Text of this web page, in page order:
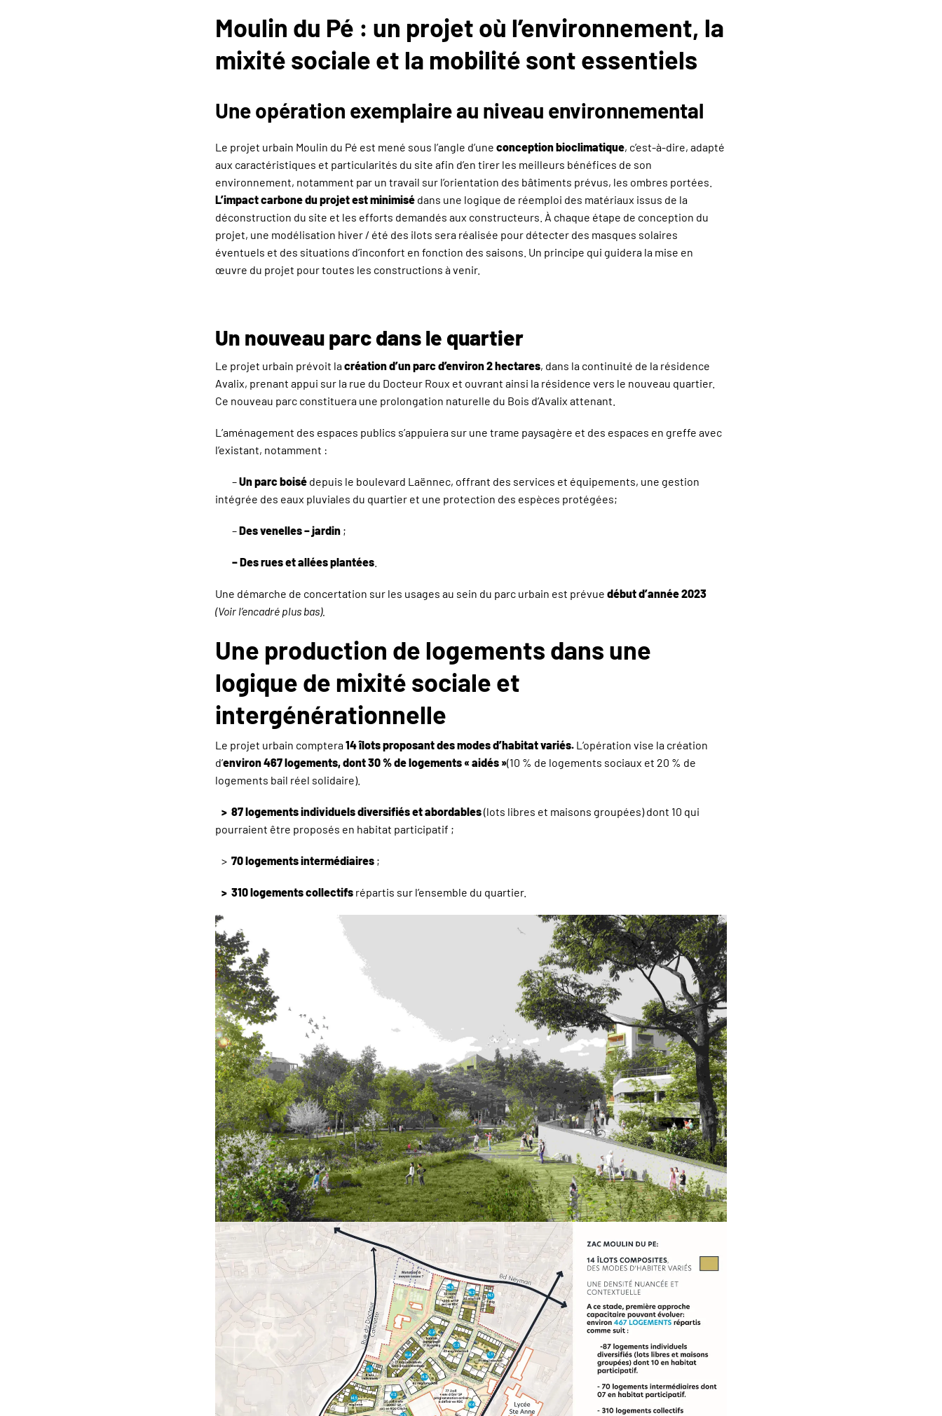
Moulin du Pé : un projet où l’environnement, la
mixité sociale et la mobilité sont essentiels
Une opération exemplaire au niveau environnemental
Le projet urbain Moulin du Pé est mené sous l’angle d’une conception bioclimatique, c’est-à-dire, adapté
aux caractéristiques et particularités du site afin d’en tirer les meilleurs bénéfices de son
environnement, notamment par un travail sur l’orientation des bâtiments prévus, les ombres portées.
L’impact carbone du projet est minimisé dans une logique de réemploi des matériaux issus de la
déconstruction du site et les efforts demandés aux constructeurs. À chaque étape de conception du
projet, une modélisation hiver / été des ilots sera réalisée pour détecter des masques solaires
éventuels et des situations d’inconfort en fonction des saisons. Un principe qui guidera la mise en
œuvre du projet pour toutes les constructions à venir.
Un nouveau parc dans le quartier
Le projet urbain prévoit lacréation d’un parc d’environ 2 hectares, dans la continuité de la résidence
Avalix, prenant appui sur la rue du Docteur Roux et ouvrant ainsi la résidence vers le nouveau quartier.
Ce nouveau parc constituera une prolongation naturelle du Bois d’Avalix attenant.
L’aménagement des espaces publics s’appuiera sur une trame paysagère et des espaces en greffe avec
l’existant, notamment :
–Un parc boisé depuis le boulevard Laënnec, offrant des services et équipements, une gestion
intégrée des eaux pluviales du quartier et une protection des espèces protégées;
–Des venelles – jardin ;
– Des rues et allées plantées
Une démarche de concertation sur les usages au sein du parc urbain est prévue début d’année 2023
(Voir l’encadré plus bas).
Une production de logements dans une
logique de mixité sociale et
intergénérationnelle
Le projet urbain comptera14 îlots proposant des modes d’habitat variés. L’opération vise la création
d’environ 467 logements, dont 30 % de logements « aidés »(10 % de logements sociaux et 20 % de
logements bail réel solidaire).
> 87 logements individuels diversifiés et abordables(lots libres et maisons groupées) dont 10 qui
pourraient être proposés en habitat participatif ;
> 70 logements intermédiaires ;
> 310 logements collectifs répartis sur l’ensemble du quartier.